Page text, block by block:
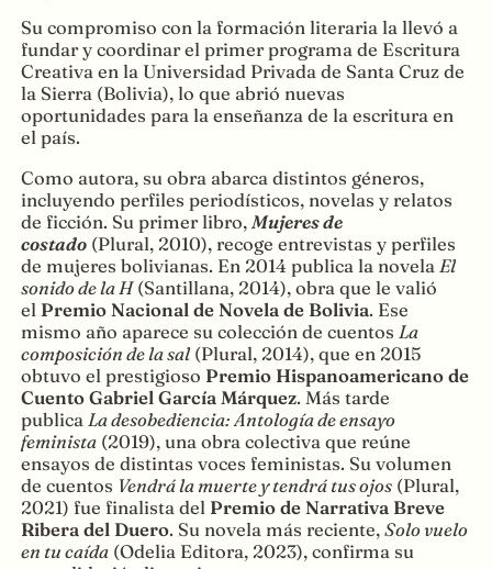
Su compromiso con la formación literaria la llevó a
fundar y coordinar el primer programa de Escritura
Creativa en la Universidad Privada de Santa Cruz de
la Sierra (Bolivia), lo que abrió nuevas
oportunidades para la enseñanza de la escritura en
el país.
Como autora, su obra abarca distintos géneros,
incluyendo perfiles periodísticos, novelas y relatos
de ficción. Su primer libro, Mujeres de
costado (Plural, 2010), recoge entrevistas y perfiles
de mujeres bolivianas. En 2014 publica la novela El
sonido de la H(Santillana, 2014), obra que le valió
el Premio Nacional de Novela de Bolivia. Ese
mismo año aparece su colección de cuentos La
composición de la sal(Plural, 2014), que en 2015
obtuvo el prestigioso Premio Hispanoamericano de
Cuento Gabriel García Márquez. Más tarde
publica La desobediencia: Antología de ensayo
feminista(2019), una obra colectiva que reúne
ensayos de distintas voces feministas. Su volumen
de cuentos Vendrá la muerte y tendrá tus ojos(Plural,
2021) fue finalista del Premio de Narrativa Breve
Ribera del Duero. Su novela más reciente, Solo vuelo
en tu caída(Odelia Editora, 2023), confirma su